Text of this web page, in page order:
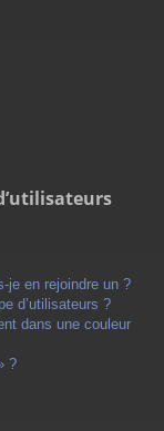
je en rejoindre un ?
d’utilisateurs ?
dans une couleur
?